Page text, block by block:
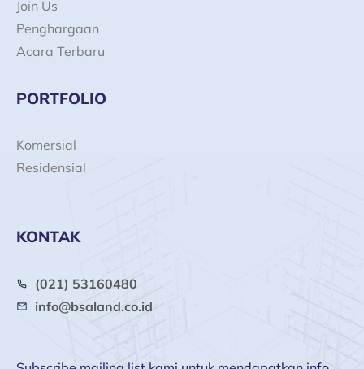
Join Us
Penghargaan
Acara Terbaru
PORTFOLIO
Komersial
Residensial
KONTAK
(021) 53160480
info@bsaland.co.id